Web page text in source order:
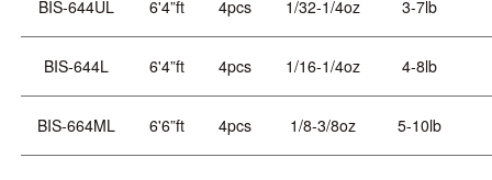
BIS-644UL 6'4”ft 4pcs 1/32-1/4oz 3-7lb
BIS-644L 6'4”ft 4pcs 1/16-1/4oz 4-8lb
BIS-664ML 6'6”ft 4pcs 1/8-3/8oz 5-10lb